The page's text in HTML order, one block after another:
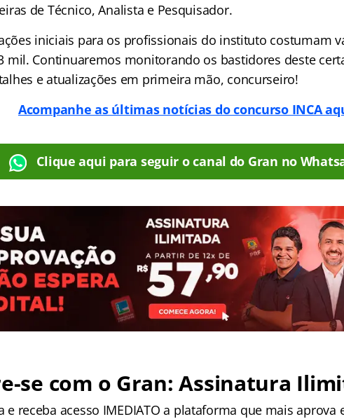
de Técnico, Analista e Pesquisador.
iniciais para os profissionais do instituto costumam
mil. Continuaremos monitorando os bastidores deste
e atualizações em primeira mão, concurseiro!
Acompanhe as últimas notícias do concurso INCA
Clique aqui para seguir o canal do Gran no
se com o Gran: Assinatura
e receba acesso IMEDIATO a plataforma que mais aprova